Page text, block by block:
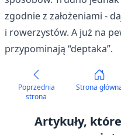
zgodnie z założeniami -
i rowerzystów. A już na
przypominają “deptaka”.
Poprzednia
strona
Strona
Artykuły,